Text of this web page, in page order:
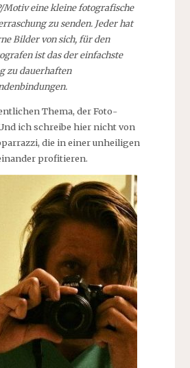
Motiv eine kleine fotografische
zu senden. Jeder hat
Bilder von sich, für den
ist das der einfachste
zu dauerhaften
Thema, der Foto-
ich schreibe hier nicht von
die in einer unheiligen
profitieren.